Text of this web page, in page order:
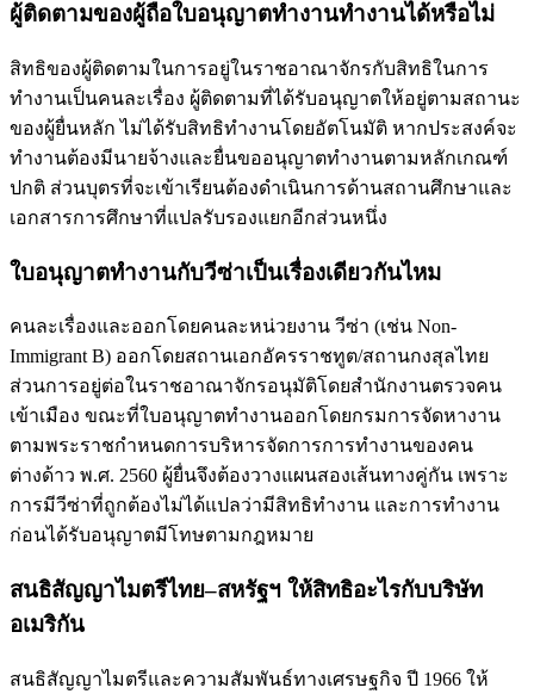
ผู้ติดตามของผู้ถือใบอนุญาตทำงานทำงานได้หรือไม่
สิทธิของผู้ติดตามในการอยู่ในราชอาณาจักรกับสิทธิในการ
ทำงานเป็นคนละเรื่อง ผู้ติดตามที่ได้รับอนุญาตให้อยู่ตามสถานะ
ของผู้ยื่นหลัก ไม่ได้รับสิทธิทำงานโดยอัตโนมัติ หากประสงค์จะ
ทำงานต้องมีนายจ้างและยื่นขออนุญาตทำงานตามหลักเกณฑ์
ปกติ ส่วนบุตรที่จะเข้าเรียนต้องดำเนินการด้านสถานศึกษาและ
เอกสารการศึกษาที่แปลรับรองแยกอีกส่วนหนึ่ง
ใบอนุญาตทำงานกับวีซ่าเป็นเรื่องเดียวกันไหม
คนละเรื่องและออกโดยคนละหน่วยงาน วีซ่า (เช่น Non-
Immigrant B) ออกโดยสถานเอกอัครราชทูต/สถานกงสุลไทย
ส่วนการอยู่ต่อในราชอาณาจักรอนุมัติโดยสำนักงานตรวจคน
เข้าเมือง ขณะที่ใบอนุญาตทำงานออกโดยกรมการจัดหางาน
ตามพระราชกำหนดการบริหารจัดการการทำงานของคน
ต่างด้าว พ.ศ. 2560 ผู้ยื่นจึงต้องวางแผนสองเส้นทางคู่กัน เพราะ
การมีวีซ่าที่ถูกต้องไม่ได้แปลว่ามีสิทธิทำงาน และการทำงาน
ก่อนได้รับอนุญาตมีโทษตามกฎหมาย
สนธิสัญญาไมตรีไทย–สหรัฐฯ ให้สิทธิอะไรกับบริษัท
อเมริกัน
สนธิสัญญาไมตรีและความสัมพันธ์ทางเศรษฐกิจ ปี 1966 ให้